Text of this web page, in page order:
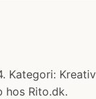
hos Rito.dk.